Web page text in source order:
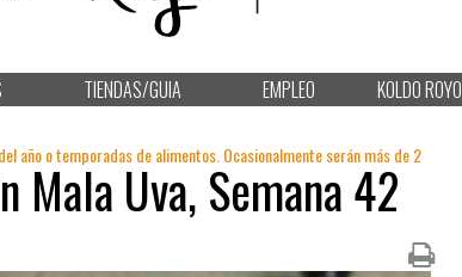
TIENDAS/GUIA EMPLEO KOLDO ROYO
año o temporadas de alimentos. Ocasionalmente serán más de 2
Mala Uva, Semana 42